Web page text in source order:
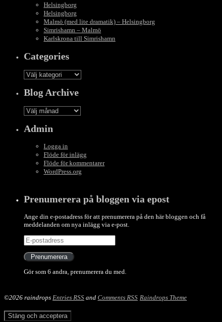
Helsingborg
Helsingborg
Malmö (med lite dramatik) – Helsingborg
Simrishamn – Malmö
Karlskrona till Simrishamn
Categories
Categories
Blog Archive
Blog
Archive
Admin
Logga in
Flöde för inlägg
Flöde för kommentarer
WordPress.org
Prenumerera på bloggen via epost
Ange din e-postadress för att prenumerera på den här bloggen och få
meddelanden om nya inlägg via e-post.
E-
postadress
Prenumerera
Gör som 6 andra, prenumerera du med.
©2026 raindrops Entries RSS and Comments RSS Raindrops Theme